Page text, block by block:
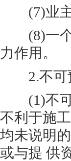
(7)业主
(8)一个
力作用。
2.不可
(1)不可
不利于施
均未说明
或与提 供